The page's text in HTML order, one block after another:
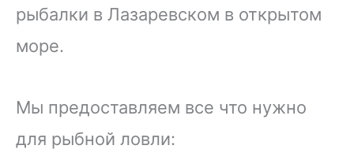
рыбалки в Лазаревском в открытом
море.
Мы предоставляем все что нужно
для рыбной ловли: